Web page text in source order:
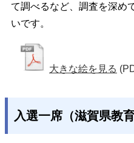
て調べるなど、調査を深め
いです。
大きな絵を見る
入選一席（滋賀県教